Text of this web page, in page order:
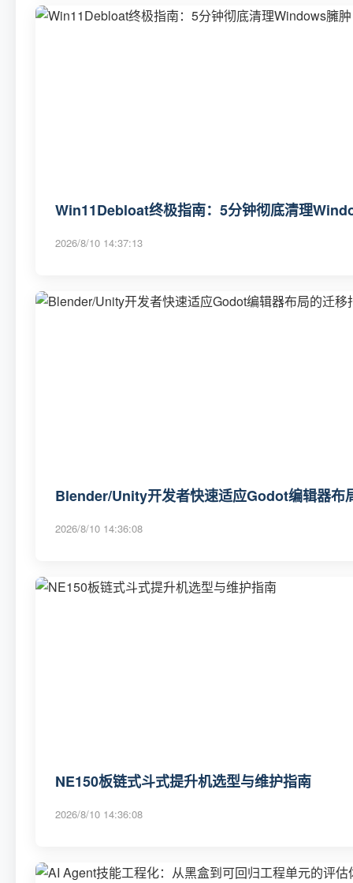
Win11Debloat终极指南：5分钟彻底清理
2026/8/10 14:37:13
Blender/Unity开发者快速适应Godot编辑器布
2026/8/10 14:36:08
NE150板链式斗式提升机选型与维护指南
2026/8/10 14:36:08